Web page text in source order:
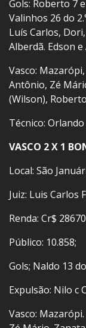
Gols: Roberto 7
Valinhos 26 do
Luís Carlos,
Alberdã. Edson
Vasco:
Antônio, Zé
(Wilson),
Técnico:
VASCO 2 X 1
Local: São
Juiz: Luis Carlos
Renda: Cr$
Público: 10.858;
Gols; Naldo 13
Expulsão: Nilo c
Vasco: